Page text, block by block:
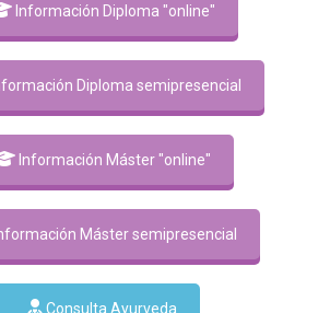
Información Diploma "online"
Diploma semipresencial
Información Máster "online"
Máster semipresencial
Consulta Ayurveda